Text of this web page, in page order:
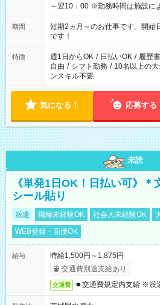
～翌10：00 ※勤務時間は施設によって異
みたい」 「しっかり稼ぎたい」
い」など ご希望にあったお仕事をご
の方の場合は1～2ヶ月間は日中
仕事に慣れてからの夜勤になります。 ★家庭の都合で
必要な場合も遠慮なくご相談くだ
期間
短期2ヵ月～のお仕事です。開
です！
特徴 週1日からOK / 日払いOK / 履歴
自由 / シフト勤務 / 10名以上の
ンスキル不要
気になる！ 応募する
未読
《単発1日OK！日払い可》＊
シール貼り
派遣 職種未経験OK 社会人未経験OK
WEB登録・面接OK
給与
時給1,500円～1,875円
交通費別途支給あり
交通費 ■ 交通費規定内支給 ※派